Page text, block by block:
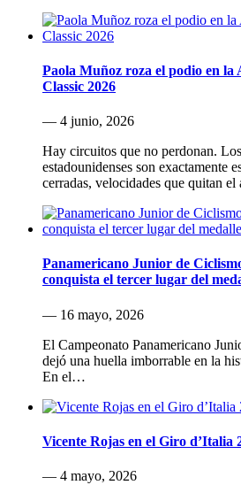
Paola Muñoz roza el podio en la
Classic 2026
— 4 junio, 2026
Hay circuitos que no perdonan.
estadounidenses son exactamente
cerradas, velocidades que quitan
Panamericano Junior de
conquista el tercer lugar del
— 16 mayo, 2026
El Campeonato Panamericano
dejó una huella imborrable en la
En el…
Vicente Rojas en el Giro d’Italia
— 4 mayo, 2026